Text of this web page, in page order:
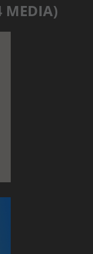
MEDIA)